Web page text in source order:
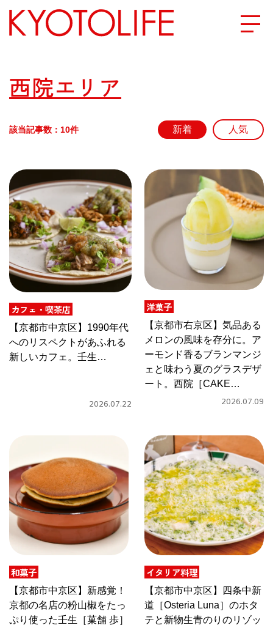
SPECIAL
NEW OPEN
SERIES
CULTURE
ABOUT US
Instagram
チケットプレゼント応募
MAIN MENU
SERIES
カレーが好き
京都おやつクラブ
私と店のはなし
西院エリア
該当記事数：10件
カフェ・喫茶店
【京都市中京区】1990年代
へのリスペクトがあふれる
新しいカフェ。壬生
2026.07.22
洋菓子
【京都市右京区】気品ある
メロンの風味を存分に。ア
ーモンド香るブランマンジ
ェと味わう夏のグラスデザ
ート。西院［CAKE
TAGU］の「メロンブラン
2026.07.09
和菓子
【京都市中京区】新感覚！
京都の名店の粉山椒をたっ
ぷり使った壬生［菓舗 歩］
イタリア料理
【京都市中京区】四条中新
道［Osteria Luna］のホタ
テと新物生青のりのリゾッ